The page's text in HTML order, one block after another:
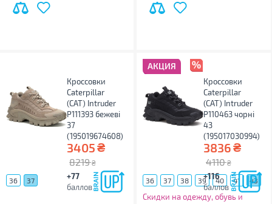
Кроссовки
Caterpillar
(CAT) Intruder
P111393 бежеві
37
(195019674608)
3405₴
8219 ₴
+77
баллов
36 37
АКЦИЯ
Кроссовки
Caterpillar
(CAT) Intruder
P110463 чорні
43
(195017030994)
3836₴
4110 ₴
+116
баллов
36 37 38 39 40 41
43
44
45
Скидки на одежду, обувь и